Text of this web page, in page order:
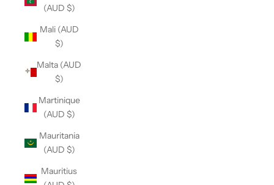
(AUD $)
Mali (AUD
$)
Malta (AUD
$)
Martinique
(AUD $)
Mauritania
(AUD $)
Mauritius